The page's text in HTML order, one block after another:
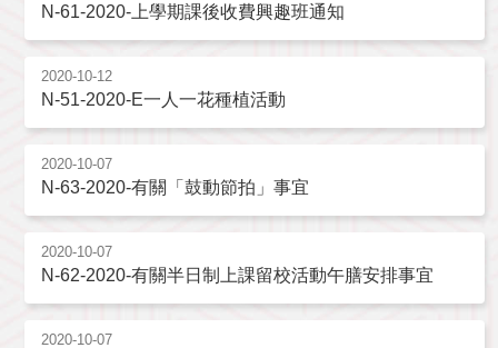
N-61-2020-上學期課後收費興趣班通知
2020-10-12
N-51-2020-E一人一花種植活動
2020-10-07
N-63-2020-有關「鼓動節拍」事宜
2020-10-07
N-62-2020-有關半日制上課留校活動午膳安排事宜
2020-10-07